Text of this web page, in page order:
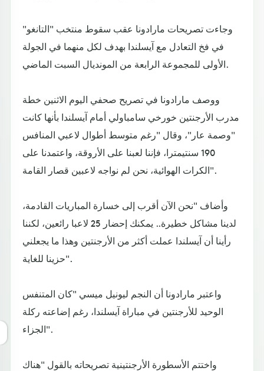
وجاءت تصريحات مارادونا عقب سقوط منتخب "التانغو"
في فخ التعادل مع آيسلندا بهدف لكل منهما في الجولة
الأولى للمجموعة الرابعة من المونديال السبت الماضي.
ووصف مارادونا في تصريح صحفي اليوم الاثنين خطة
مدرب الأرجنتين خورخي سامباولي أمام آيسلندا بأنها كانت
"وصمة عار"، وقال "رغم متوسط أطوال لاعبي المنافس
190 سنتيمترا، فإننا لعبنا على الأروقة، واعتمدنا على
الكرات الهوائية، نحن لم نواجه لاعبين قصار القامة".
وأضاف "نحن الآن أقرب إلى خسارة المباريات القادمة،
لدينا مشاكل خطيرة.. يمكنك إحضار 25 لاعبا رائعين، لكننا
رأينا أن آيسلندا عملت أكثر من الأرجنتين وهذا ما يجعلني
حزينا للغاية".
واعتبر مارادونا أن النجم ليونيل ميسي "كان المتنفس
الوحيد للأرجنتين في مباراة آيسلندا، رغم إضاعته ركلة
الجزاء".
واختتم الأسطورة الأرجنتينية تصريحاته بالقول "هناك